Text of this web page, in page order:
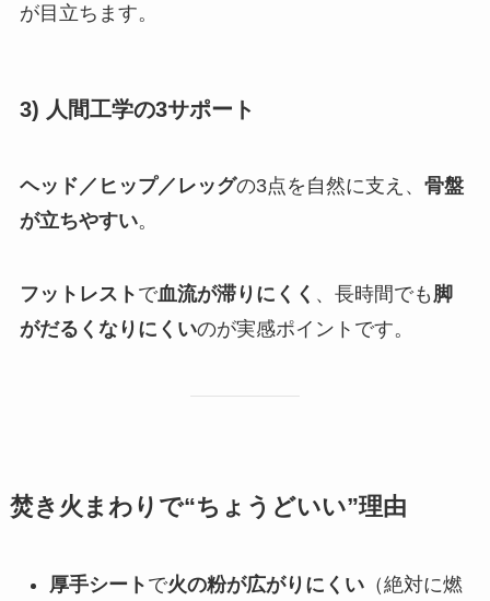
が目立ちます。
3) 人間工学の3サポート
ヘッド／ヒップ／レッグの3点を自然に支え、 骨盤
が立ちやすい。
フットレスト で血流が滞りにくく 、長時間でも 脚
がだるくなりにくいのが実感ポイントです。
焚き火まわりで“ちょうどいい”理由
厚手シート で火の粉が広がりにくい（絶対に燃